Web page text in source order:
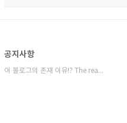
공지사항
이 블로그의 존재 이유!? The reason⋯